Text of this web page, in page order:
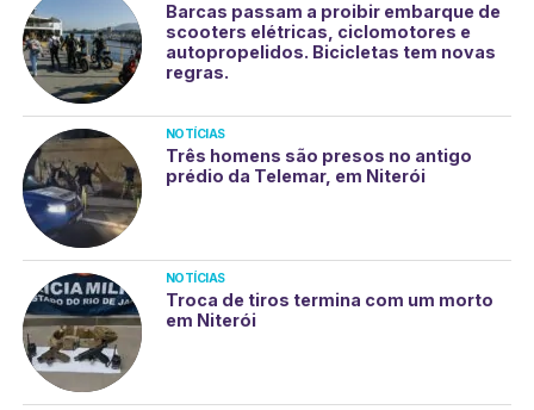
Barcas passam a proibir embarque de
scooters elétricas, ciclomotores e
autopropelidos. Bicicletas tem novas
regras.
NOTÍCIAS
Três homens são presos no antigo
prédio da Telemar, em Niterói
NOTÍCIAS
Troca de tiros termina com um morto
em Niterói